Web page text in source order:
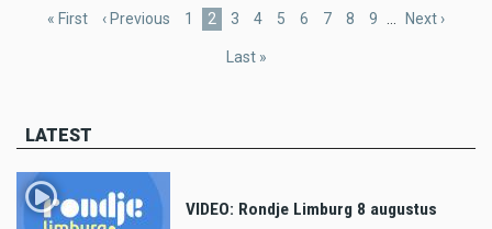
First
« First
Previous
‹ Previous Page
1
Current
2 Page
3 Page
4 Page
5 Page
6 Page
7 Page
8 Page
9 …
Next
Next ›
Last
Last »
LATEST
VIDEO: Rondje Limburg 8 augustus